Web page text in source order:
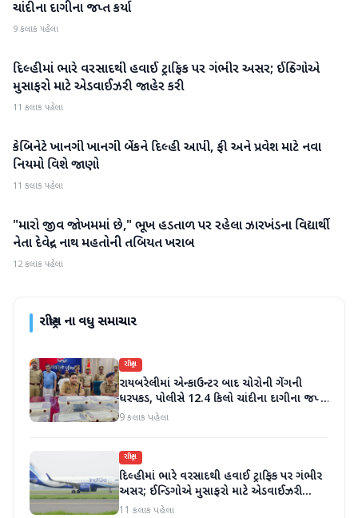
ચાંદીના દાગીના જપ્ત કર્યા
9 કલાક પહેલા
રાષ્ટ્રીય
દિલ્હીમાં ભારે વરસાદથી હવાઈ ટ્રાફિક પર ગંભીર અસર; ઈન્ડિગોએ
મુસાફરો માટે એડવાઈઝરી જાહેર કરી
11 કલાક પહેલા
રાષ્ટ્રીય
કેબિનેટે ખાનગી ખાનગી બેંકને દિલ્હી આપી, ફી અને પ્રવેશ માટે નવા
નિયમો વિશે જાણો
11 કલાક પહેલા
રાષ્ટ્રીય
"મારો જીવ જોખમમાં છે," ભૂખ હડતાળ પર રહેલા ઝારખંડના વિદ્યાર્થી
નેતા દેવેન્દ્ર નાથ મહતોની તબિયત ખરાબ
12 કલાક પહેલા
રાષ્ટ્રીયના વધુ સમાચાર
રાષ્ટ્રીય
રાયબરેલીમાં એન્કાઉન્ટર બાદ ચોરોની ગેંગની
ધરપકડ, પોલીસે 12.4 કિલો ચાંદીના દાગીના જપ્ત
કર્યા
9 કલાક પહેલા
રાષ્ટ્રીય
દિલ્હીમાં ભારે વરસાદથી હવાઈ ટ્રાફિક પર ગંભીર
અસર; ઈન્ડિગોએ મુસાફરો માટે એડવાઈઝરી
જાહેર કરી
11 કલાક પહેલા